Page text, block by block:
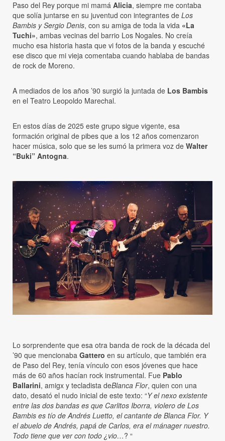
Paso del Rey porque mi mamá Alicia, siempre me contaba
que solía juntarse en su juventud con integrantes de Los
Bambis y Sergio Denis, con su amiga de toda la vida «La
Tuchi», ambas vecinas del barrio Los Nogales. No creía
mucho esa historia hasta que vi fotos de la banda y escuché
ese disco que mi vieja comentaba cuando hablaba de bandas
de rock de Moreno.
A mediados de los años ’90 surgió la juntada de Los Bambis
en el Teatro Leopoldo Marechal.
En estos días de 2025 este grupo sigue vigente, esa
formación original de pibes que a los 12 años comenzaron
hacer música, solo que se les sumó la primera voz de Walter
“Buki” Antogna.
Lo sorprendente que esa otra banda de rock de la década del
’90 que mencionaba Gattero en su artículo, que también era
de Paso del Rey, tenía vínculo con esos jóvenes que hace
más de 60 años hacían rock instrumental. Fue Pablo
Ballarini, amigx y tecladista deBlanca Flor, quien con una
dato, desató el nudo inicial de este texto: “Y el nexo existente
entre las dos bandas es que Carlitos Iborra, violero de Los
Bambis es tío de Andrés Luetto, el cantante de Blanca Flor. Y
el abuelo de Andrés, papá de Carlos, era el mánager nuestro.
Todo tiene que ver con todo ¿vio…? “